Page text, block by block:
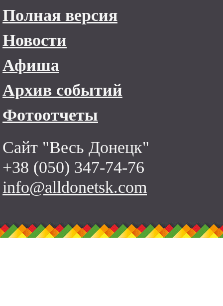
Полная версия
Новости
Афиша
Архив событий
Фотоотчеты
Сайт "Весь Донецк"
+38 (050) 347-74-76
info@alldonetsk.com